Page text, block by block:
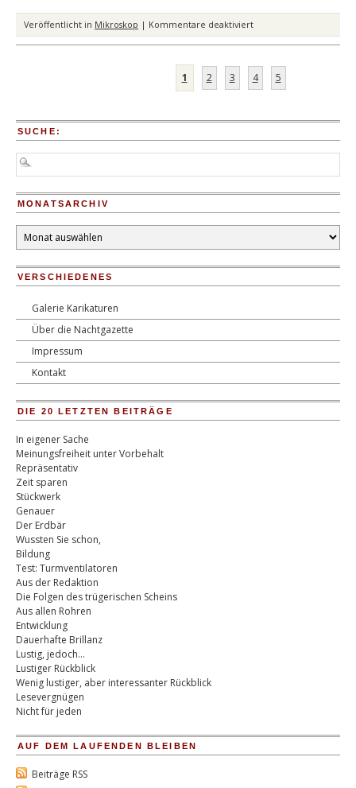
Veröffentlicht in Mikroskop | Kommentare deaktiviertfür
Fehlschuss
1 2 3 4 5
SUCHE:
MONATSARCHIV
Monatsarchiv
VERSCHIEDENES
Galerie Karikaturen
Über die Nachtgazette
Impressum
Kontakt
DIE 20 LETZTEN BEITRÄGE
In eigener Sache
Meinungsfreiheit unter Vorbehalt
Repräsentativ
Zeit sparen
Stückwerk
Genauer
Der Erdbär
Wussten Sie schon,
Bildung
Test: Turmventilatoren
Aus der Redaktion
Die Folgen des trügerischen Scheins
Aus allen Rohren
Entwicklung
Dauerhafte Brillanz
Lustig, jedoch…
Lustiger Rückblick
Wenig lustiger, aber interessanter Rückblick
Lesevergnügen
Nicht für jeden
AUF DEM LAUFENDEN BLEIBEN
Beiträge RSS